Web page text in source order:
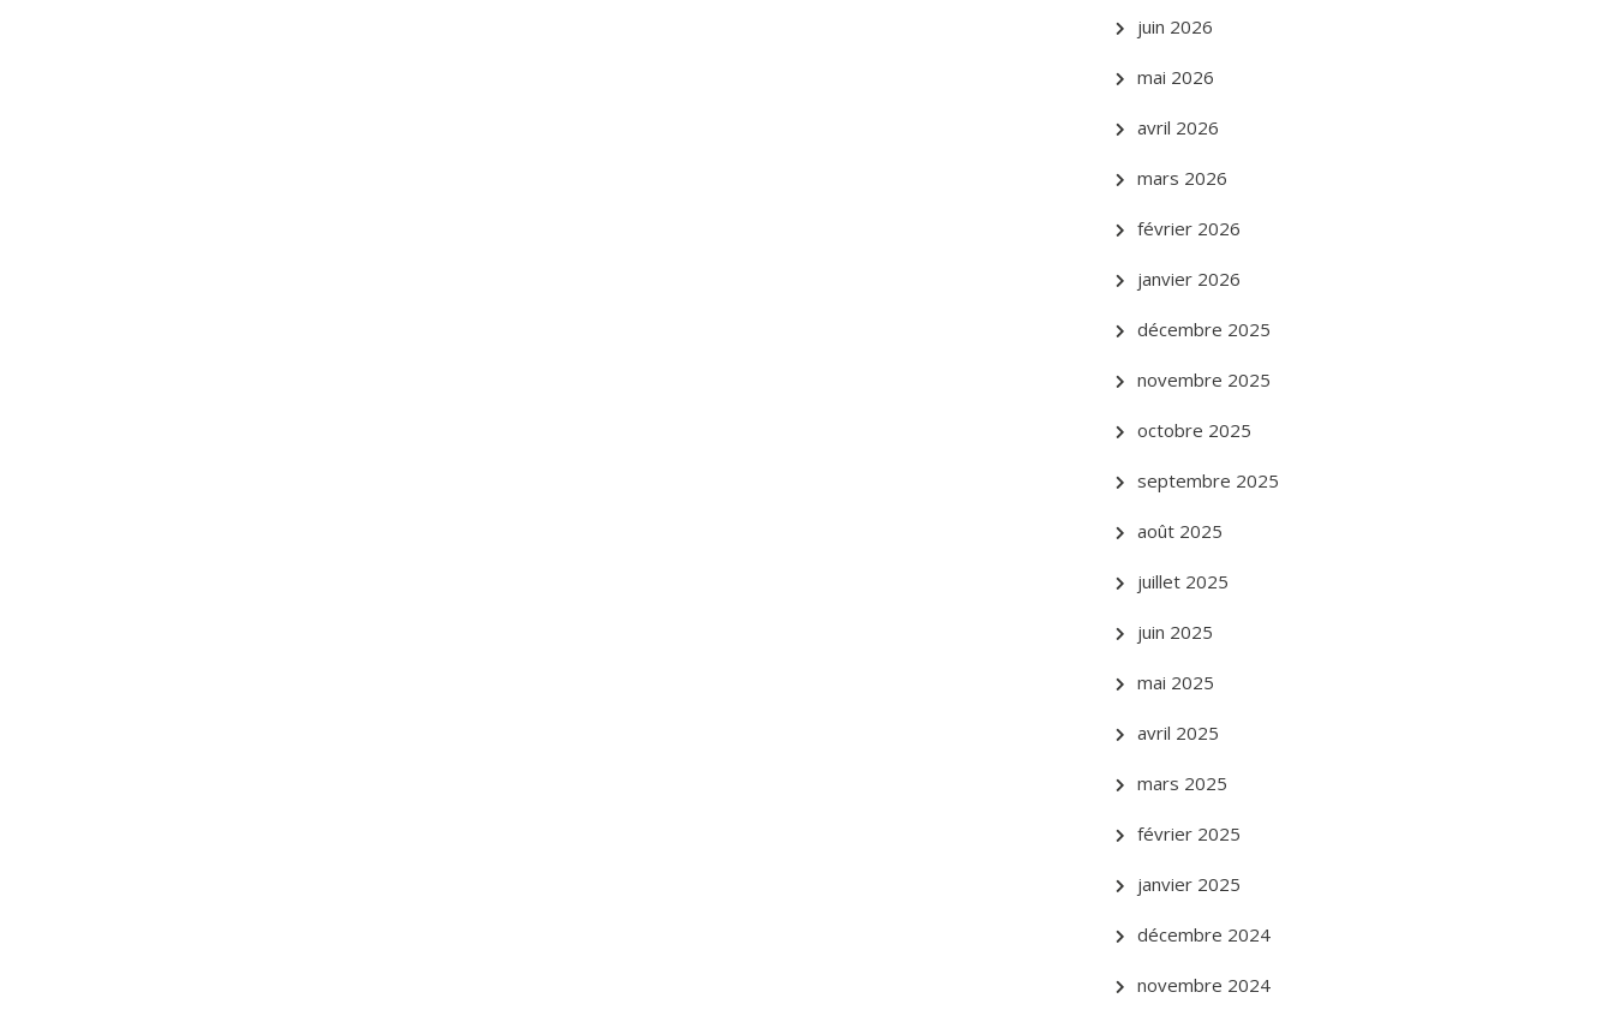
juin 2026
mai 2026
avril 2026
mars 2026
février 2026
janvier 2026
décembre 2025
novembre 2025
octobre 2025
septembre 2025
août 2025
juillet 2025
juin 2025
mai 2025
avril 2025
mars 2025
février 2025
janvier 2025
décembre 2024
novembre 2024